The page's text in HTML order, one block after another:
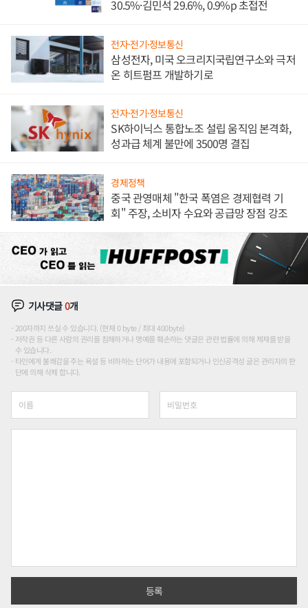
30.5%·김민석 29.6%, 0.9%p 초접전
전자·전기·정보통신
삼성전자, 미국 오크리지국립연구소와 극저
온 히트펌프 개발하기로
전자·전기·정보통신
SK하이닉스 통합노조 설립 움직임 본격화,
성과급 체계 불만에 3500명 결집
경제정책
중국 관영매체 "한국 폭염은 경제협력 기
회" 주장, 소비자 수요와 공급망 장점 강조
기사댓글0개
200자까지 쓰실 수 있습니다. (현재 0 byte / 최대 400byte)
저작권 등 다른 사람의 권리를 침해하거나 명예를 훼손하는 댓글은 관련 법률에 의해 제재를 받을
수 있습니다.
타인에게 불쾌감을 주는 욕설 등 비하하는 단어가 내용에 포함되거나 인신공격성 글은 관리자의 판
단에 의해 삭제 합니다.